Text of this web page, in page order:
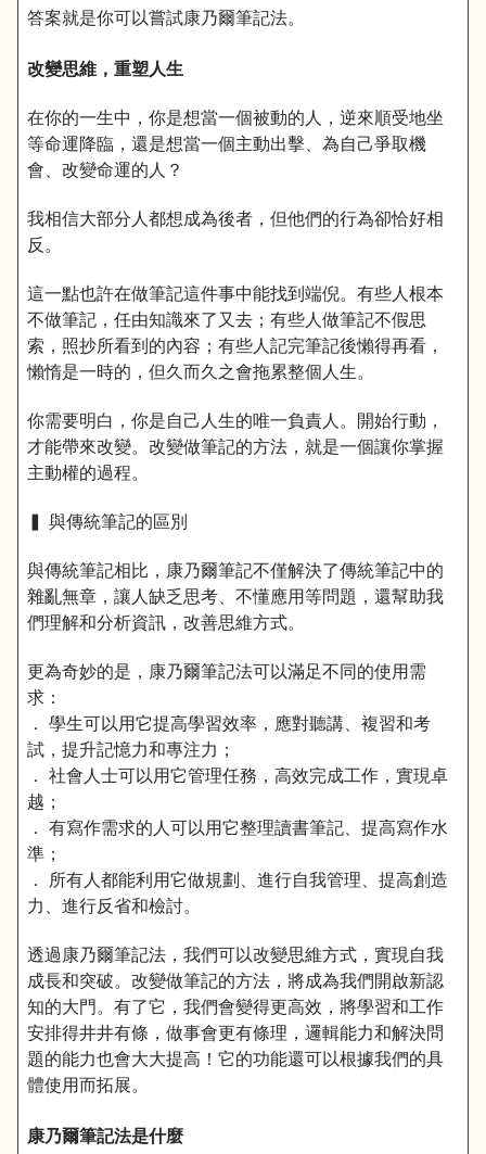
答案就是你可以嘗試康乃爾筆記法。
改變思維，重塑人生
在你的一生中，你是想當一個被動的人，逆來順受地坐
等命運降臨，還是想當一個主動出擊、為自己爭取機
會、改變命運的人？
我相信大部分人都想成為後者，但他們的行為卻恰好相
反。
這一點也許在做筆記這件事中能找到端倪。有些人根本
不做筆記，任由知識來了又去；有些人做筆記不假思
索，照抄所看到的內容；有些人記完筆記後懶得再看，
懶惰是一時的，但久而久之會拖累整個人生。
你需要明白，你是自己人生的唯一負責人。開始行動，
才能帶來改變。改變做筆記的方法，就是一個讓你掌握
主動權的過程。
▍ 與傳統筆記的區別
與傳統筆記相比，康乃爾筆記不僅解決了傳統筆記中的
雜亂無章，讓人缺乏思考、不懂應用等問題，還幫助我
們理解和分析資訊，改善思維方式。
更為奇妙的是，康乃爾筆記法可以滿足不同的使用需
求：
． 學生可以用它提高學習效率，應對聽講、複習和考
試，提升記憶力和專注力；
． 社會人士可以用它管理任務，高效完成工作，實現卓
越；
． 有寫作需求的人可以用它整理讀書筆記、提高寫作水
準；
． 所有人都能利用它做規劃、進行自我管理、提高創造
力、進行反省和檢討。
透過康乃爾筆記法，我們可以改變思維方式，實現自我
成長和突破。改變做筆記的方法，將成為我們開啟新認
知的大門。有了它，我們會變得更高效，將學習和工作
安排得井井有條，做事會更有條理，邏輯能力和解決問
題的能力也會大大提高！它的功能還可以根據我們的具
體使用而拓展。
康乃爾筆記法是什麼